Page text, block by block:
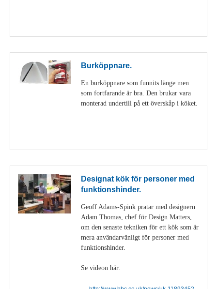
Burköppnare.
En burköppnare som funnits länge men
som fortfarande är bra. Den brukar vara
monterad undertill på ett överskåp i köket.
Designat kök för personer med
funktionshinder.
Geoff Adams-Spink pratar med designern
Adam Thomas, chef för Design Matters,
om den senaste tekniken för ett kök som är
mera användarvänligt för personer med
funktionshinder.
Se videon här: